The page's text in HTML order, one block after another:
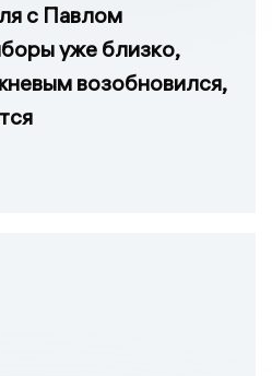
с Павлом
уже близко,
возобновился,